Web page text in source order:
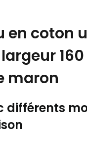
en coton
maron
différents